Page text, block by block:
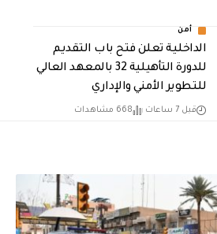
أمن
الداخلية تعلن فتح باب التقديم
للدورة التأهيلية 32 بالمعهد العالي
للتطوير الأمني والإداري
قبل 7 ساعات 668 مشاهدات